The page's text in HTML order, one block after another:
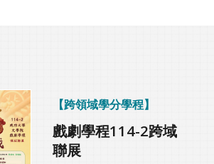
跨領域學分學程
戲劇學程114-2跨域
聯展